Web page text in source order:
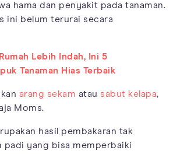
hama dan penyakit pada tanaman.
ini belum terurai secara
Lebih Indah, Ini 5
Tanaman Hias Terbaik
arang sekam atau sabut kelapa,
Moms.
hasil pembakaran tak
padi yang bisa memperbaiki